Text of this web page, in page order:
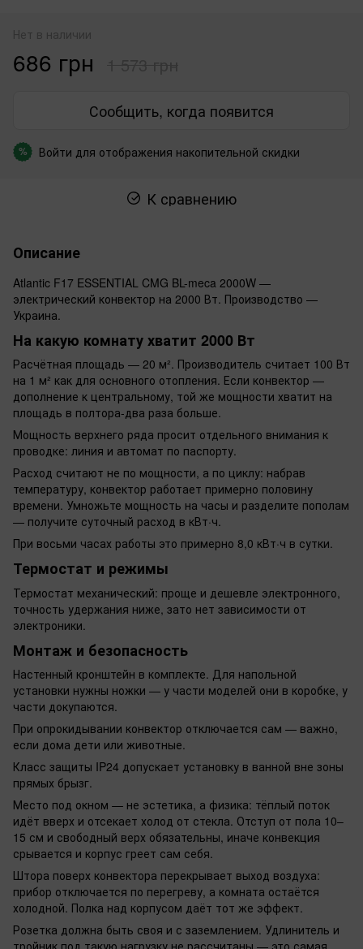
Нет в наличии
686 грн
Сообщить, когда появится
% Войти для отображения накопительной скидки
К сравнению
Описание
Atlantic F17 ESSENTIAL CMG BL-meca 2000W —
электрический конвектор на 2000 Вт. Производство —
Украина.
На какую комнату хватит 2000 Вт
Расчётная площадь — 20 м². Производитель считает 100 Вт
на 1 м² как для основного отопления. Если конвектор —
дополнение к центральному, той же мощности хватит на
площадь в полтора-два раза больше.
Мощность верхнего ряда просит отдельного внимания к
проводке: линия и автомат по паспорту.
Расход считают не по мощности, а по циклу: набрав
температуру, конвектор работает примерно половину
времени. Умножьте мощность на часы и разделите пополам
— получите суточный расход в кВт·ч.
При восьми часах работы это примерно 8,0 кВт·ч в сутки.
Термостат и режимы
Термостат механический: проще и дешевле электронного,
точность удержания ниже, зато нет зависимости от
электроники.
Монтаж и безопасность
Настенный кронштейн в комплекте. Для напольной
установки нужны ножки — у части моделей они в коробке, у
части докупаются.
При опрокидывании конвектор отключается сам — важно,
если дома дети или животные.
Класс защиты IP24 допускает установку в ванной вне зоны
прямых брызг.
Место под окном — не эстетика, а физика: тёплый поток
идёт вверх и отсекает холод от стекла. Отступ от пола 10–
15 см и свободный верх обязательны, иначе конвекция
срывается и корпус греет сам себя.
Штора поверх конвектора перекрывает выход воздуха:
прибор отключается по перегреву, а комната остаётся
холодной. Полка над корпусом даёт тот же эффект.
Розетка должна быть своя и с заземлением. Удлинитель и